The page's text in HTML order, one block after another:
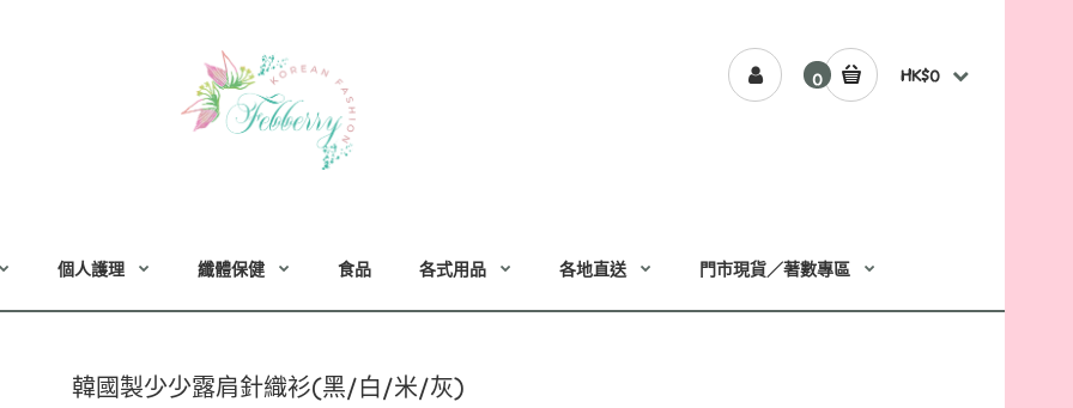
0 HK$0
個人護理 纖體保健 食品 各式用品 各地直送 門市現貨／著數專區
韓國製少少露肩針織衫(黑/白/米/灰)